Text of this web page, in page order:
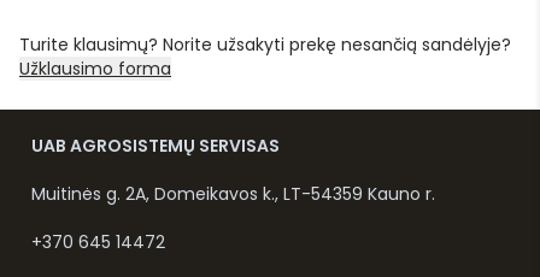
Turite klausimų? Norite užsakyti prekę nesančią sandėlyje?
Užklausimo forma
UAB AGROSISTEMŲ SERVISAS
Muitinės g. 2A, Domeikavos k., LT-54359 Kauno r.
+370 645 14472